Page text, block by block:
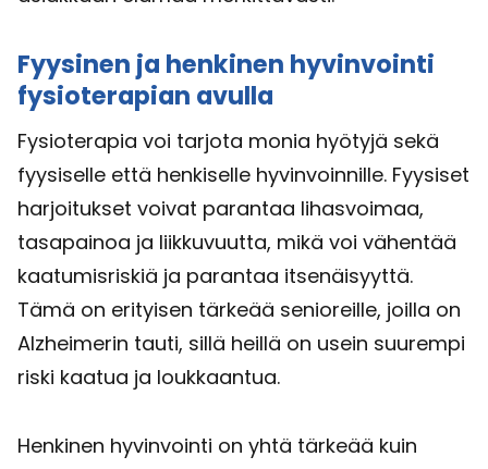
Fyysinen ja henkinen hyvinvointi
fysioterapian avulla
Fysioterapia voi tarjota monia hyötyjä sekä
fyysiselle että henkiselle hyvinvoinnille. Fyysiset
harjoitukset voivat parantaa lihasvoimaa,
tasapainoa ja liikkuvuutta, mikä voi vähentää
kaatumisriskiä ja parantaa itsenäisyyttä.
Tämä on erityisen tärkeää senioreille, joilla on
Alzheimerin tauti, sillä heillä on usein suurempi
riski kaatua ja loukkaantua.
Henkinen hyvinvointi on yhtä tärkeää kuin